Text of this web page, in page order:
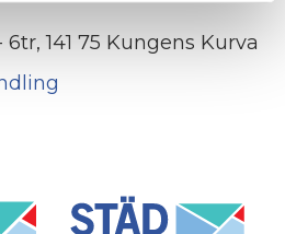
141 75 Kungens Kurva